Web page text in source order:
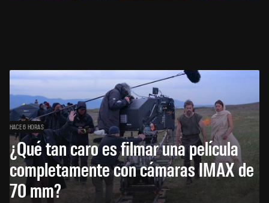
HACE 6 HORAS
¿Qué tan caro es filmar una película
completamente con cámaras IMAX de
70 mm?